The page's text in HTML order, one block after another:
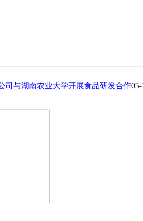
司与湖南农业大学开展食品研发合作05-